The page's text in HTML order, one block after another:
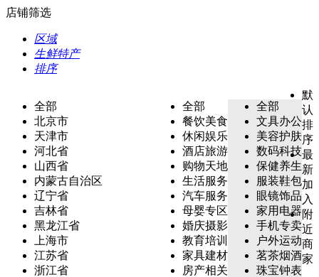
店铺筛选
区域
生鲜特产
排序
全部
北京市
天津市
河北省
山西省
内蒙古自治区
辽宁省
吉林省
黑龙江省
上海市
江苏省
浙江省
全部
餐饮美食
休闲娱乐
酒店旅游
购物天地
生活服务
汽车服务
母婴专区
婚庆摄影
教育培训
家具建材
房产相关
全部
文具办公
美容护肤
数码科技
保健养生
服装鞋包
眼镜饰品
家用电器
手机专卖
户外运动
茗茶烟酒
珠宝钟表
默
认
排
序
最
新
加
入
附
近
商
家